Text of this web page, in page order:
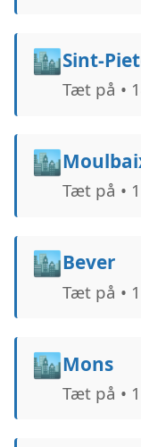
🏙️Sint-
Tæt på •
🏙️
Tæt på •
🏙️Bever
Tæt på •
🏙️Mons
Tæt på •